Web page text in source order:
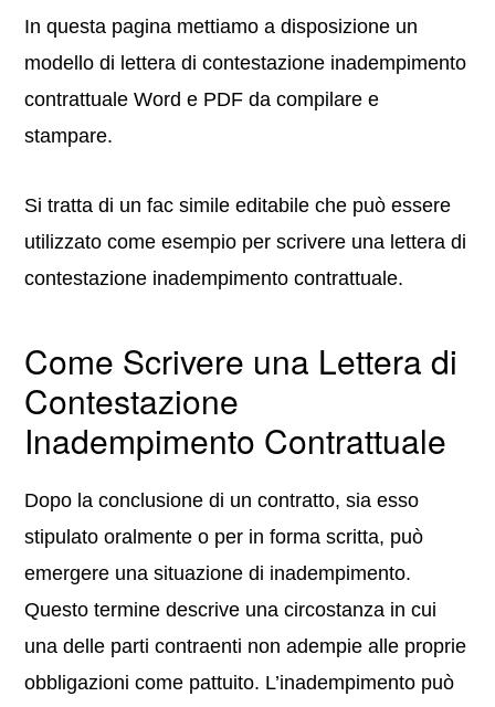
In questa pagina mettiamo a disposizione un
modello di lettera di contestazione inadempimento
contrattuale Word e PDF da compilare e
stampare.
Si tratta di un fac simile editabile che può essere
utilizzato come esempio per scrivere una lettera di
contestazione inadempimento contrattuale.
Come Scrivere una Lettera di
Contestazione
Inadempimento Contrattuale
Dopo la conclusione di un contratto, sia esso
stipulato oralmente o per in forma scritta, può
emergere una situazione di inadempimento.
Questo termine descrive una circostanza in cui
una delle parti contraenti non adempie alle proprie
obbligazioni come pattuito. L’inadempimento può